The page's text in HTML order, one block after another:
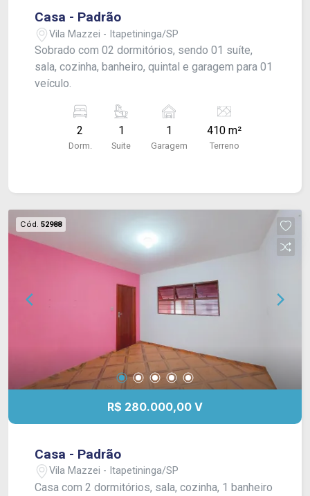
Casa - Padrão
Vila Mazzei - Itapetininga/SP
Sobrado com 02 dormitórios, sendo 01 suíte,
sala, cozinha, banheiro, quintal e garagem para 01
veículo.
2
Dorm.
1
Suite
1
Garagem
410 m²
Terreno
Cód. 52988
R$ 280.000,00 V
Casa - Padrão
Vila Mazzei - Itapetininga/SP
Casa com 2 dormitórios, sala, cozinha, 1 banheiro